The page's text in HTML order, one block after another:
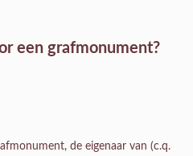
een grafmonument?
de eigenaar van (c.q.